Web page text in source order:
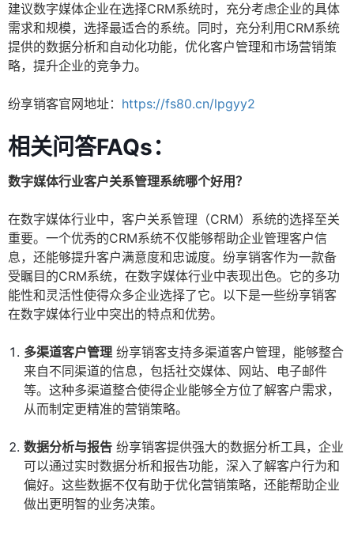
建议数字媒体企业在选择CRM系统时，充分考虑企业的具体
需求和规模，选择最适合的系统。同时，充分利用CRM系统
提供的数据分析和自动化功能，优化客户管理和市场营销策
略，提升企业的竞争力。
纷享销客官网地址： https://fs80.cn/lpgyy2
相关问答FAQs：
数字媒体行业客户关系管理系统哪个好用？
在数字媒体行业中，客户关系管理（CRM）系统的选择至关
重要。一个优秀的CRM系统不仅能够帮助企业管理客户信
息，还能够提升客户满意度和忠诚度。纷享销客作为一款备
受瞩目的CRM系统，在数字媒体行业中表现出色。它的多功
能性和灵活性使得众多企业选择了它。以下是一些纷享销客
在数字媒体行业中突出的特点和优势。
多渠道客户管理 纷享销客支持多渠道客户管理，能够整合
来自不同渠道的信息，包括社交媒体、网站、电子邮件
等。这种多渠道整合使得企业能够全方位了解客户需求，
从而制定更精准的营销策略。
数据分析与报告 纷享销客提供强大的数据分析工具，企业
可以通过实时数据分析和报告功能，深入了解客户行为和
偏好。这些数据不仅有助于优化营销策略，还能帮助企业
做出更明智的业务决策。